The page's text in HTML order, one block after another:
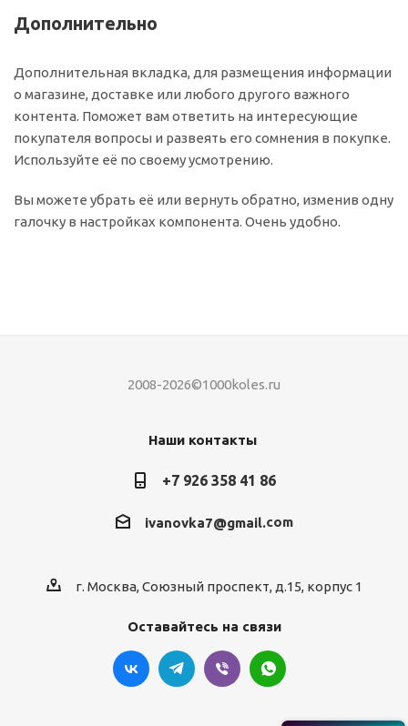
Дополнительно
Дополнительная вкладка, для размещения информации
о магазине, доставке или любого другого важного
контента. Поможет вам ответить на интересующие
покупателя вопросы и развеять его сомнения в покупке.
Используйте её по своему усмотрению.
Вы можете убрать её или вернуть обратно, изменив одну
галочку в настройках компонента. Очень удобно.
2008-2026©1000koles.ru
Наши контакты
+7 926 358 41 86
ivanovka7@gmail.com
г. Москва, Союзный проспект, д.15, корпус 1
Оставайтесь на связи